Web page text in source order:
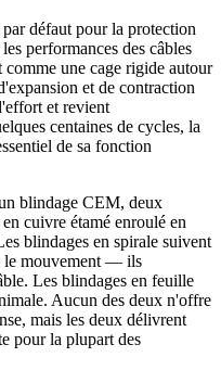
défaut pour la protection
performances des câbles
une cage rigide autour
et de contraction
et revient
centaines de cycles, la
de sa fonction
blindage CEM, deux
cuivre étamé enroulé en
blindages en spirale suivent
le mouvement — ils
Les blindages en feuille
Aucun des deux n'offre
mais les deux délivrent
pour la plupart des